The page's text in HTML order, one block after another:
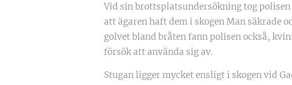
Vid sin brottsplatsundersökning tog
att ägaren haft dem i skogen Man säkrade
golvet bland bråten fann polisen också,
försök att använda sig av.
Stugan ligger mycket ensligt i skogen vid